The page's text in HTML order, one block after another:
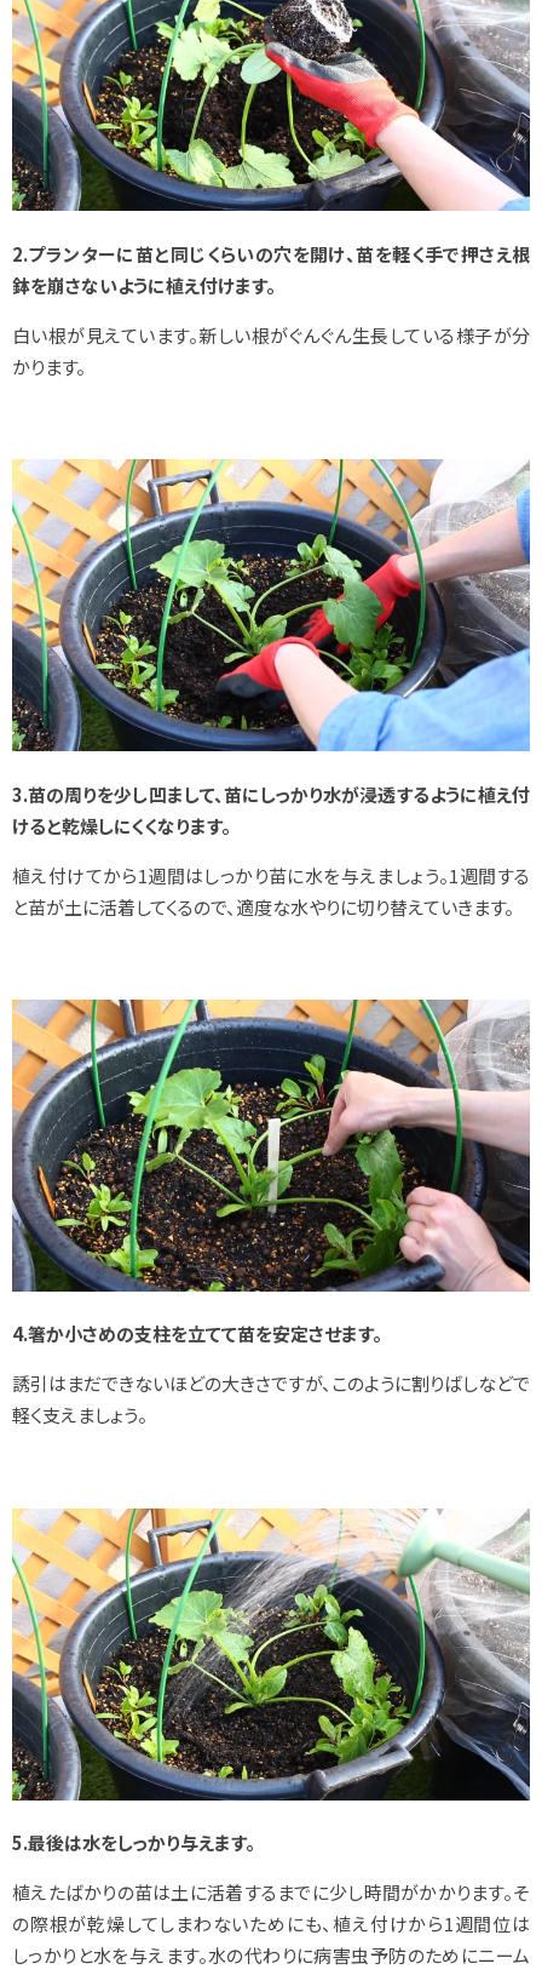
2.プランターに苗と同じくらいの穴を開け、苗を軽く手で押さえ根
鉢を崩さないように植え付けます。
白い根が見えています。新しい根がぐんぐん生長している様子が分
かります。
3.苗の周りを少し凹まして、苗にしっかり水が浸透するように植え付
けると乾燥しにくくなります。
植え付けてから1週間はしっかり苗に水を与えましょう。1週間する
と苗が土に活着してくるので、適度な水やりに切り替えていきます。
4.箸か小さめの支柱を立てて苗を安定させます。
誘引はまだできないほどの大きさですが、このように割りばしなどで
軽く支えましょう。
5.最後は水をしっかり与えます。
植えたばかりの苗は土に活着するまでに少し時間がかかります。そ
の際根が乾燥してしまわないためにも、植え付けから1週間位は
しっかりと水を与えます。水の代わりに病害虫予防のためにニーム